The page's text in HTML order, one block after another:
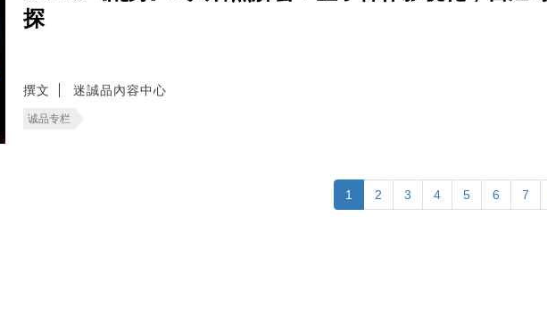
探
撰文 迷誠品內容中心
诚品专栏
1 2 3 4 5 6 7